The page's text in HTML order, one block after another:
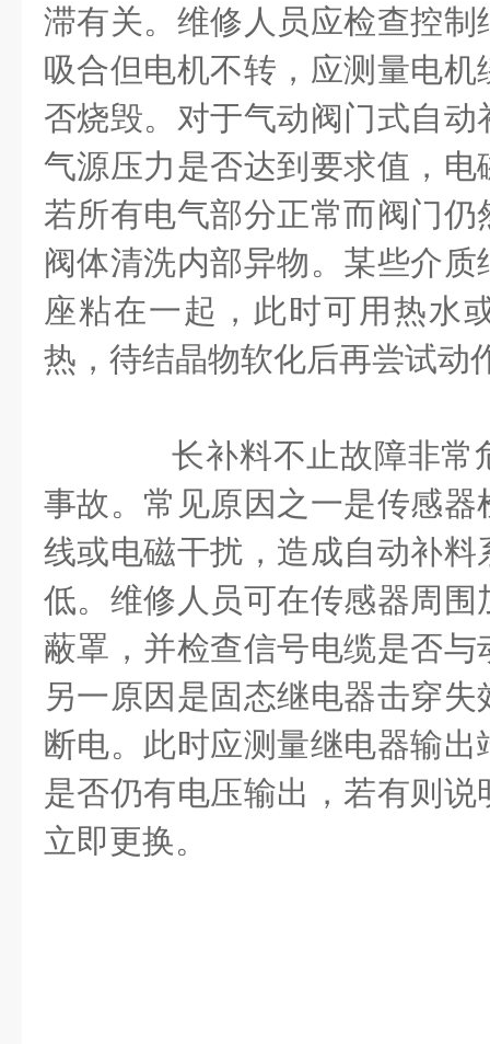
滞有关。维修人员应检查控
吸合但电机不转，应测量电
否烧毁。对于气动阀门式自
气源压力是否达到要求值，
若所有电气部分正常而阀门
阀体清洗内部异物。某些介
座粘在一起，此时可用热水
热，待结晶物软化后再尝试动
长补料不止故障非常
事故。常见原因之一是传感
线或电磁干扰，造成自动补
低。维修人员可在传感器周
蔽罩，并检查信号电缆是否
另一原因是固态继电器击穿
断电。此时应测量继电器输
是否仍有电压输出，若有则
立即更换。